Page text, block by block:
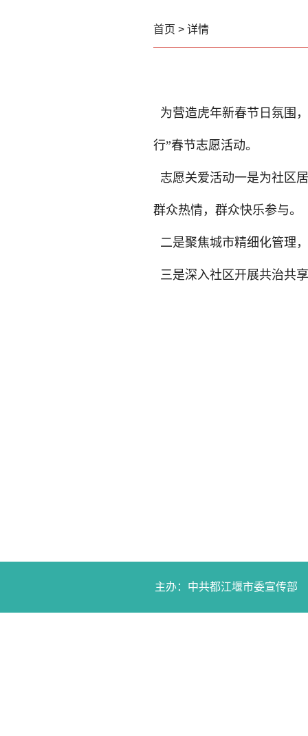
首页 > 详情
为营造虎年新春节日氛围
行”春节志愿活动。
志愿关爱活动一是为社区
群众热情，群众快乐参与。
二是聚焦城市精细化管理
三是深入社区开展共治共
主办：中共都江堰市委宣传